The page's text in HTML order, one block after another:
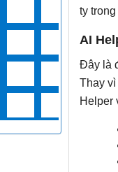
ty
AI
Đây là
Thay vì
Helper